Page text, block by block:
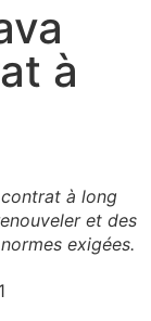
à
à long
et des
exigées.